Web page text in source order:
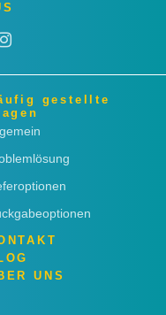
gestellte
UNS